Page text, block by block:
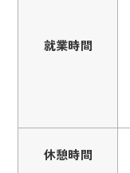
就業時間
休憩時間